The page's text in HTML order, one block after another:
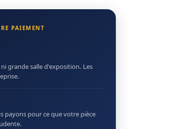
PAIEMENT
grande salle d'exposition. Les
payons pour ce que votre pièce